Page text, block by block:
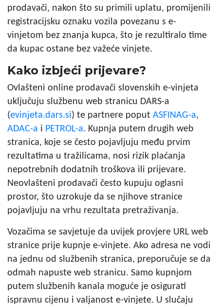
prodavači, nakon što su primili uplatu, promijenili
registracijsku oznaku vozila povezanu s e-
vinjetom bez znanja kupca, što je rezultiralo time
da kupac ostane bez važeće vinjete.
Kako izbjeći prijevare?
Ovlašteni online prodavači slovenskih e-vinjeta
uključuju službenu web stranicu DARS-a
(evinjeta.dars.si) te partnere poput ASFINAG-a,
ADAC-a i PETROL-a. Kupnja putem drugih web
stranica, koje se često pojavljuju među prvim
rezultatima u tražilicama, nosi rizik plaćanja
nepotrebnih dodatnih troškova ili prijevare.
Neovlašteni prodavači često kupuju oglasni
prostor, što uzrokuje da se njihove stranice
pojavljuju na vrhu rezultata pretraživanja.
Vozačima se savjetuje da uvijek provjere URL web
stranice prije kupnje e-vinjete. Ako adresa ne vodi
na jednu od službenih stranica, preporučuje se da
odmah napuste web stranicu. Samo kupnjom
putem službenih kanala moguće je osigurati
ispravnu cijenu i valjanost e-vinjete. U slučaju